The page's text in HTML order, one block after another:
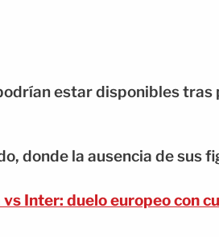
estar disponibles tras
donde la ausencia de sus
vs Inter: duelo europeo con